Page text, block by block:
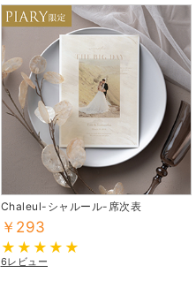
Chaleul-シャルール-席次表
￥293
6レビュー